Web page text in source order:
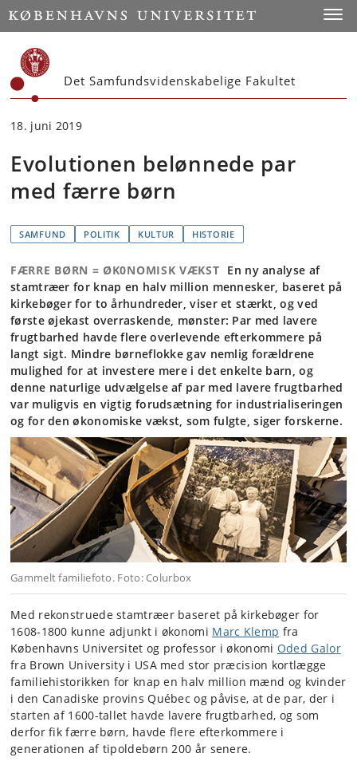
Start
Det Samfundsvidenskabelige Fakultet
18. juni 2019
Evolutionen belønnede par
med færre børn
SAMFUND POLITIK KULTUR HISTORIE
FÆRRE BØRN = ØK0NOMISK VÆKST En ny analyse af
stamtræer for knap en halv million mennesker, baseret på
kirkebøger for to århundreder, viser et stærkt, og ved
første øjekast overraskende, mønster: Par med lavere
frugtbarhed havde flere overlevende efterkommere på
langt sigt. Mindre børneflokke gav nemlig forældrene
mulighed for at investere mere i det enkelte barn, og
denne naturlige udvælgelse af par med lavere frugtbarhed
var muligvis en vigtig forudsætning for industrialiseringen
og for den økonomiske vækst, som fulgte, siger forskerne.
Gammelt familiefoto. Foto: Colurbox
Med rekonstruede stamtræer baseret på kirkebøger for
1608-1800 kunne adjunkt i økonomi Marc Klemp fra
Københavns Universitet og professor i økonomi Oded Galor
fra Brown University i USA med stor præcision kortlægge
familiehistorikken for knap en halv million mænd og kvinder
i den Canadiske provins Québec og påvise, at de par, der i
starten af 1600-tallet havde lavere frugtbarhed, og som
derfor fik færre børn, havde flere efterkommere i
generationen af tipoldebørn 200 år senere.